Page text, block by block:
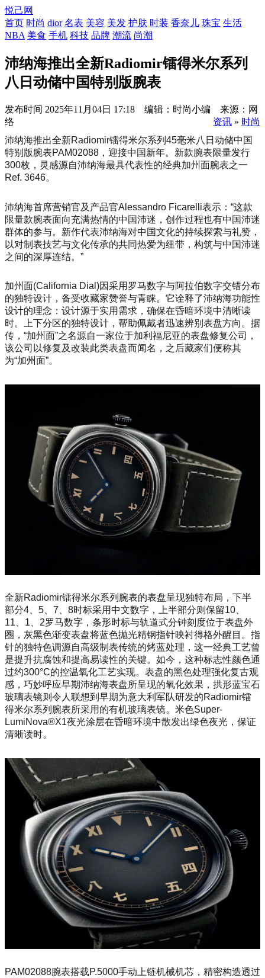
悦己网
首页 时尚 dior 名表 美容 美发 护肤 时装 香奈儿 珠宝 生活
NBA 美食 手机 科技 品牌 潮流 尚潮
沛纳海推出全新Radiomir镭得米尔系列
八日动储中国特别版腕表
发布时间 2025年11月04日 17:18 编辑：时尚小编 来源：网
络
资讯 » 时尚
沛纳海推出全新Radiomir镭得米尔系列45毫米八日动储中国
特别版腕表PAM02088，迎接中国新年。新款腕表限量发行
300枚，灵感源自沛纳海最具代表性的经典加州面腕表之一
Ref. 3646。
沛纳海首席营销官及产品官Alessandro Ficarelli表示：“这款
限量款腕表面向充满热情的中国沛迷，创作过程也有中国沛迷
群体的参与。新作代表沛纳海对中国文化的持续探索与礼赞，
以对制表技艺与文化传承的共同热爱为纽带，构筑与中国沛迷
之间的深厚连结。”
加州面(California Dial)因采用罗马数字与阿拉伯数字交错分布
的独特设计，备受收藏家赞誉与青睐。它诠释了沛纳海功能性
设计的理念：设计源于实用需求，确保在昏暗环境中清晰读
时。上下分区的独特设计，帮助佩戴者迅速辨别表盘方向。据
传，“加州面”之名源自一家位于加利福尼亚的表盘修复公司，
该公司以修复及改装此类表盘而闻名，之后藏家们便称其
为“加州面”。
全新Radiomir镭得米尔系列腕表的表盘呈现独特布局，下半
部分4、5、7、8时标采用中文数字，上半部分则保留10、
11、1、2罗马数字，条形时标与轨道式分钟刻度位于表盘外
圈，灰黑色渐变表盘将蓝色抛光精钢指针映衬得格外醒目。指
针的独特色调源自高级制表传统的烤蓝处理，这一经典工艺曾
是提升抗腐蚀和提高易读性的关键。如今，这种标志性颜色通
过约300°C的控温氧化工艺实现。表盘的黑色处理强化复古观
感，巧妙呼应早期沛纳海表盘所呈现的氧化效果，拱形蓝宝石
玻璃表镜则令人联想到早期为意大利军队研发的Radiomir镭
得米尔系列腕表所采用的有机玻璃表镜。米色Super-
LumiNova®X1夜光涂层在昏暗环境中散发出绿色夜光，保证
清晰读时。
PAM02088腕表搭载P.5000手动上链机械机芯，精密构造透过